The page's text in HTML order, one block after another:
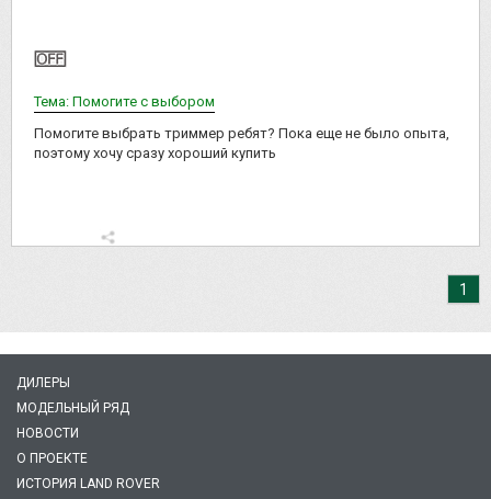
Тема: Помогите с выбором
Помогите выбрать триммер ребят? Пока еще не было опыта,
поэтому хочу сразу хороший купить
1
ДИЛЕРЫ
МОДЕЛЬНЫЙ РЯД
НОВОСТИ
О ПРОЕКТЕ
ИСТОРИЯ LAND ROVER